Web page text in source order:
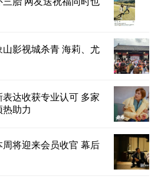
影视城杀青 海莉、尤
表达收获专业认可 多家
热助力
周将迎来会员收官 幕后